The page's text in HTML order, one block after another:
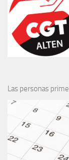
Las personas